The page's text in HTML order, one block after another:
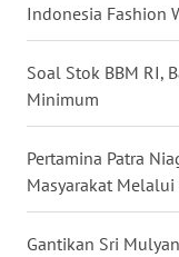
Indonesia Fashion
Soal Stok BBM RI,
Minimum
Pertamina Patra
Masyarakat Melalui
Gantikan Sri
TAPANULI
SELATAN
WN
TANJUNG
LESUNG